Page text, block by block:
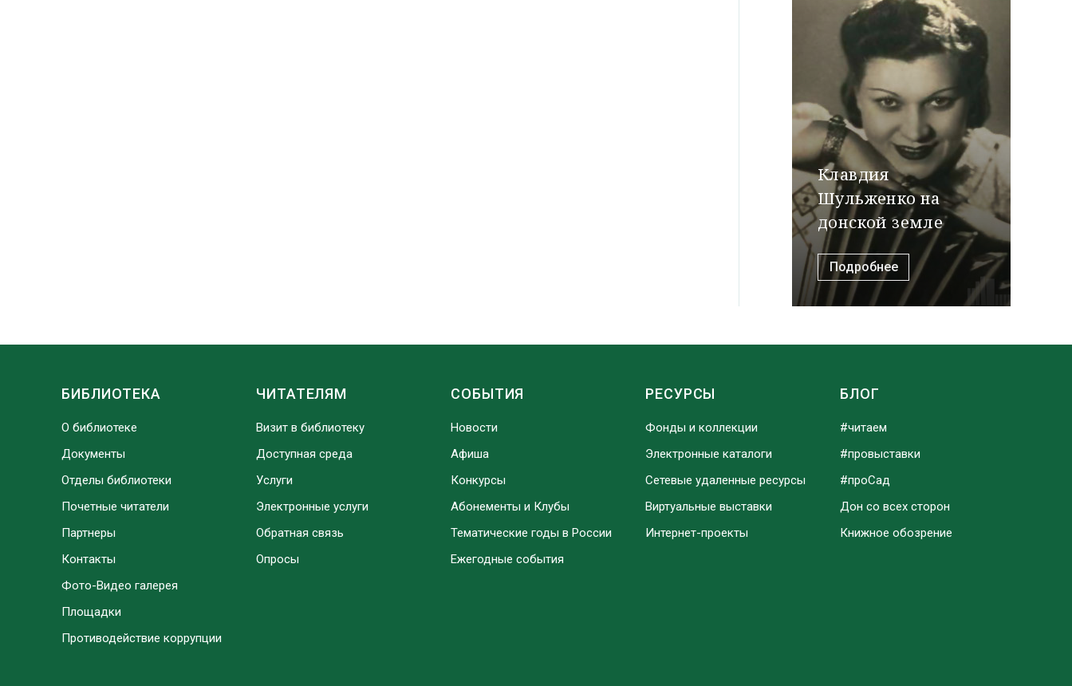
Клавдия
Шульженко на
донской земле
Подробнее
БИБЛИОТЕКА
О библиотеке
Документы
Отделы библиотеки
Почетные читатели
Партнеры
Контакты
Фото-Видео галерея
Площадки
Противодействие коррупции
ЧИТАТЕЛЯМ
Визит в библиотеку
Доступная среда
Услуги
Электронные услуги
Обратная связь
Опросы
СОБЫТИЯ
Новости
Афиша
Конкурсы
Абонементы и Клубы
Тематические годы в России
Ежегодные события
РЕСУРСЫ
Фонды и коллекции
Электронные каталоги
Сетевые удаленные ресурсы
Виртуальные выставки
Интернет-проекты
БЛОГ
#читаем
#провыставки
#проСад
Дон со всех сторон
Книжное обозрение